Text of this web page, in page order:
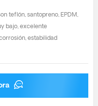
teflón, santopreno, EPDM,
bajo, excelente
estabilidad